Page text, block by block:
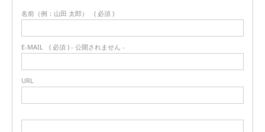
名前（例：山田 太郎） ( 必須 )
E-MAIL ( 必須 ) - 公開されません -
URL